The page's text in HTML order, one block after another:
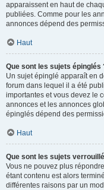
apparaissent en haut de
publiées. Comme pour les
annonces dépend des
Haut
Que sont les sujets épinglés
Un sujet épinglé apparaît en
forum dans lequel il a été
importantes et vous devez le
annonces et les annonces
épinglés dépend des
Haut
Que sont les sujets
Vous ne pouvez plus
étant contenu est alors
différentes raisons par un